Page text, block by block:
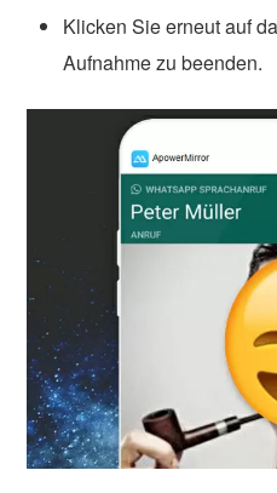
Klicken Sie erneut auf
Aufnahme zu beenden.